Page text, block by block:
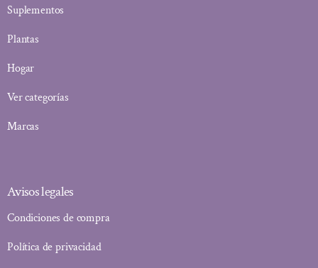
Suplementos
Plantas
Hogar
Ver categorías
Marcas
Avisos legales
Condiciones de compra
Política de privacidad